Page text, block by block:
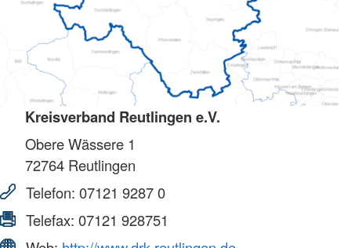
Kreisverband Reutlingen e.V.
Obere Wässere 1
72764 Reutlingen
Telefon: 07121 9287 0
Telefax: 07121 928751